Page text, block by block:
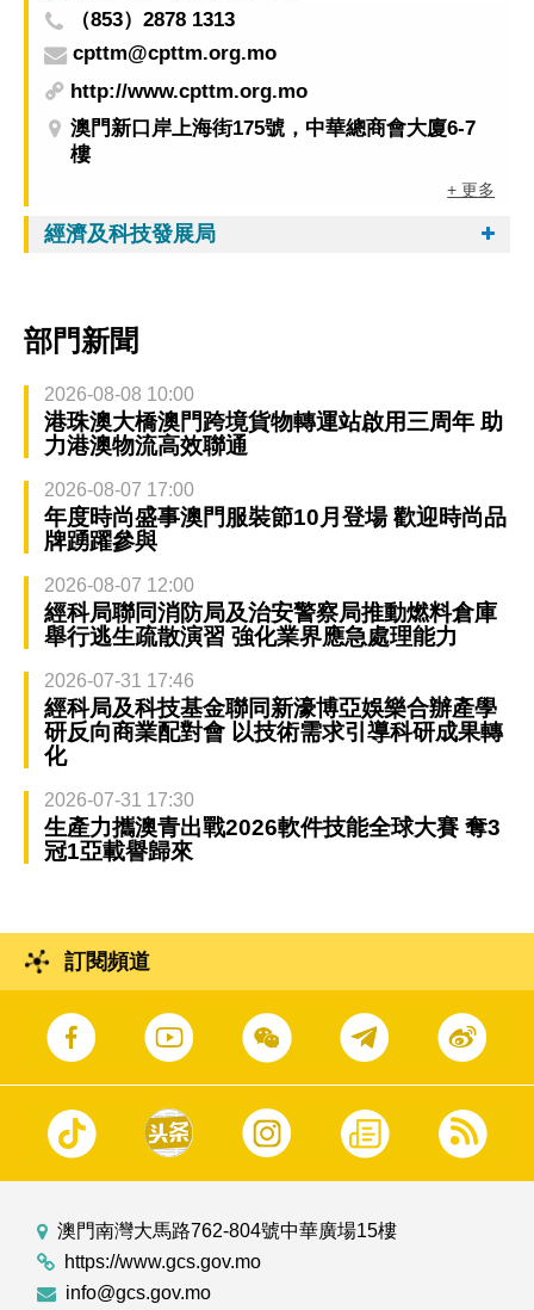
（853）2878 1313
cpttm@cpttm.org.mo
http://www.cpttm.org.mo
澳門新口岸上海街175號，中華總商會大廈6-7
樓
+ 更多
經濟及科技發展局
部門新聞
2026-08-08 10:00
港珠澳大橋澳門跨境貨物轉運站啟用三周年 助
力港澳物流高效聯通
2026-08-07 17:00
年度時尚盛事澳門服裝節10月登場 歡迎時尚品
牌踴躍參與
2026-08-07 12:00
經科局聯同消防局及治安警察局推動燃料倉庫
舉行逃生疏散演習 強化業界應急處理能力
2026-07-31 17:46
經科局及科技基金聯同新濠博亞娛樂合辦產學
研反向商業配對會 以技術需求引導科研成果轉
化
2026-07-31 17:30
生產力攜澳青出戰2026軟件技能全球大賽 奪3
冠1亞載譽歸來
訂閱頻道
澳門南灣大馬路762-804號中華廣場15樓
https://www.gcs.gov.mo
info@gcs.gov.mo